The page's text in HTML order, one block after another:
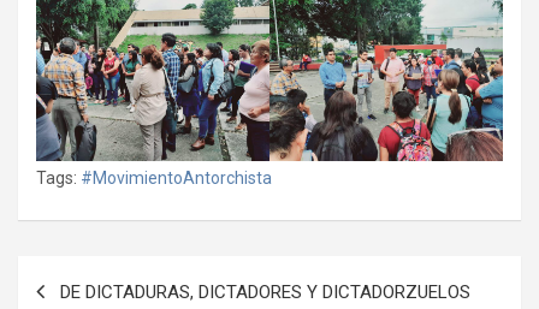
Tags: #MovimientoAntorchista
DE DICTADURAS, DICTADORES Y DICTADORZUELOS